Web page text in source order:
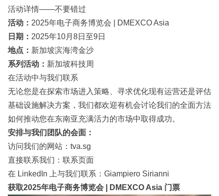
活动详情——不要错过
活动： 2025年电子商务博览会 | DMEXCO Asia
日期： 2025年10月8日至9日
地点： 新加坡滨海湾金沙
系列活动： 新加坡科技周
在活动中与我们联系
无论您是在探索市场进入策略、寻求优化现有运营还是评估
基础设施解决方案，我们都欢迎有机会讨论我们的全面方法
如何推动您在东南亚充满活力的市场中取得成功。
安排与我们团队的会面：
访问我们的网站： tva.sg
直接联系我们： 联系页面
在 LinkedIn 上与我们联系： Giampiero Sirianni
获取2025年电子商务博览会 | DMEXCO Asia 门票